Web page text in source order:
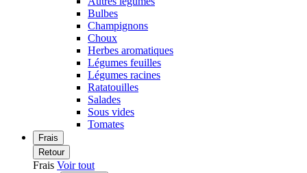
Bulbes
Champignons
Choux
Herbes aromatiques
Légumes feuilles
Légumes racines
Ratatouilles
Salades
Sous vides
Tomates
Frais
Retour
Frais Voir tout